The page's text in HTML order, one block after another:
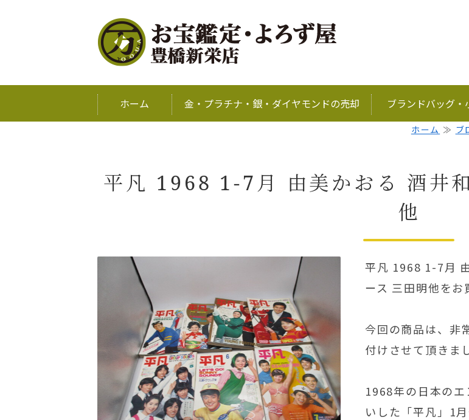
ブランド品
ホーム 金・プラチナ・銀・ダイヤモンドの売却 ブランドバッグ
ホーム ≫ ブ
平凡 1968 1-7月 由美かおる 酒井
他
平凡 1968 1-7月
ース 三田明他をお
今回の商品は、非
付けさせて頂きま
1968年の日本の
いした「平凡」1